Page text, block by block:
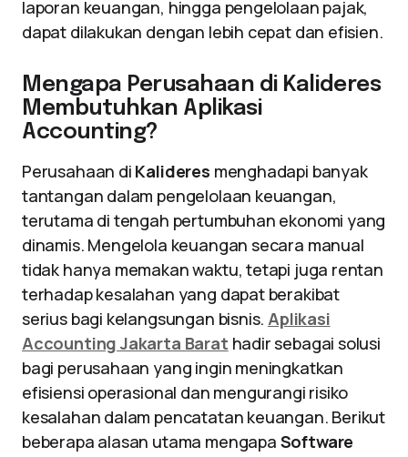
laporan keuangan, hingga pengelolaan pajak,
dapat dilakukan dengan lebih cepat dan efisien.
Mengapa Perusahaan di Kalideres
Membutuhkan Aplikasi
Accounting?
Perusahaan di Kalideres menghadapi banyak
tantangan dalam pengelolaan keuangan,
terutama di tengah pertumbuhan ekonomi yang
dinamis. Mengelola keuangan secara manual
tidak hanya memakan waktu, tetapi juga rentan
terhadap kesalahan yang dapat berakibat
serius bagi kelangsungan bisnis. Aplikasi
Accounting Jakarta Barat hadir sebagai solusi
bagi perusahaan yang ingin meningkatkan
efisiensi operasional dan mengurangi risiko
kesalahan dalam pencatatan keuangan. Berikut
beberapa alasan utama mengapa Software